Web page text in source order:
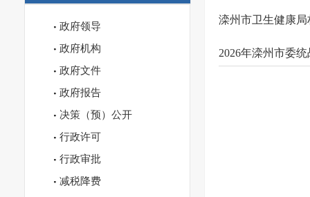
政府领导
政府机构
政府文件
政府报告
决策（预）公开
行政许可
行政审批
减税降费
滦州市卫生健康
2026年滦州市委